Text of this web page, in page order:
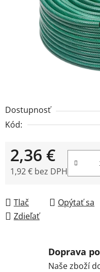
Dostupnosť
Kód:
2,36 €
1,92 € bez DPH
Tlač Opýtať sa
Zdieľať
Doprava
Naše zboží